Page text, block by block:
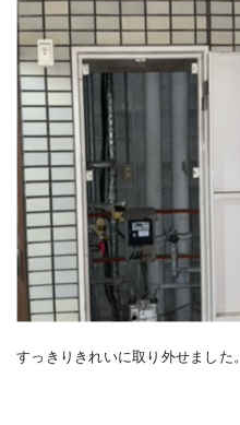
すっきりきれいに取り外せました。